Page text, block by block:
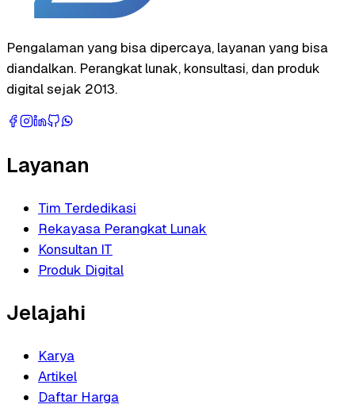
Pengalaman yang bisa dipercaya, layanan yang bisa
diandalkan. Perangkat lunak, konsultasi, dan produk
digital sejak 2013.
Layanan
Tim Terdedikasi
Rekayasa Perangkat Lunak
Konsultan IT
Produk Digital
Jelajahi
Karya
Artikel
Daftar Harga